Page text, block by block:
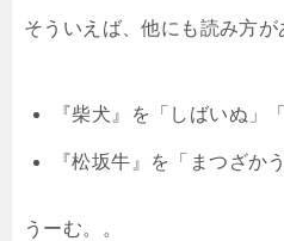
そういえば、他にも読み方が
『柴犬』を「しばいぬ」
『松坂牛』を「まつざか
うーむ。。